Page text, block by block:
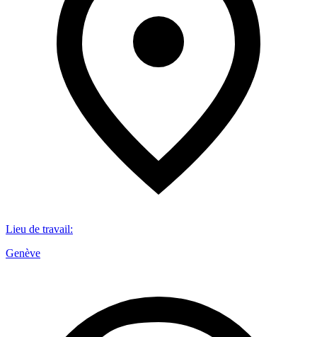
Lieu de travail:
Genève